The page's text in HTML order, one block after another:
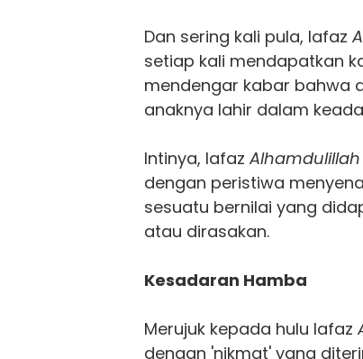
Dan sering kali pula, lafaz
setiap kali mendapatkan
mendengar kabar bahwa
anaknya lahir dalam
Intinya, lafaz Alhamdulillah
dengan peristiwa
sesuatu bernilai yang
atau dirasakan.
Kesadaran Hamba
Merujuk kepada hulu lafaz
dengan 'nikmat' yang